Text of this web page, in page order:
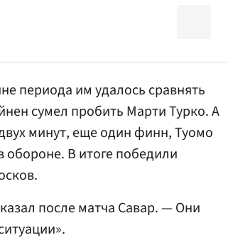
периода им удалось сравнять
сумел пробить Марти Турко. А
минут, еще один финн, Туомо
обороне. В итоге победили
после матча Савар. — Они